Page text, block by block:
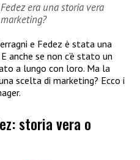
era una storia vera
e Fedez è stata una
se non c’è stato un
a lungo con loro. Ma la
scelta di marketing? Ecco i
storia vera o